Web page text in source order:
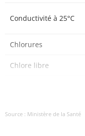
Conductivité à 25°C
Chlorures
Chlore libre
total
Source : Ministère de la Santé